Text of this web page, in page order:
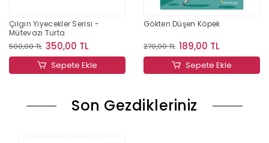
Çılgın Yiyecekler Serisi -
Mütevazı Turta
500,00 TL 350,00 TL
Sepete Ekle
Gökten Düşen Köpek
270,00 TL 189,00 TL
Sepete Ekle
Son Gezdikleriniz